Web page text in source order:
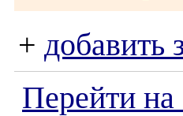
+ добавить
Перейти на